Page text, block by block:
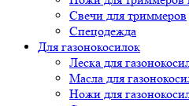
Свечи для триммеров
Спецодежда
Для газонокосилок
Леска для
Масла для
Ножи для